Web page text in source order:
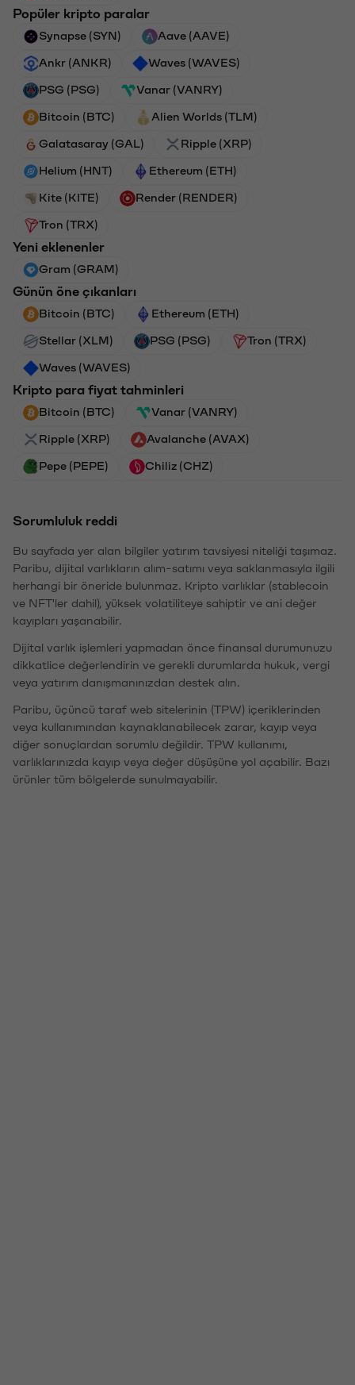
Popüler kripto paralar
Synapse (SYN) Aave (AAVE)
Ankr (ANKR) Waves (WAVES)
PSG (PSG) Vanar (VANRY)
Bitcoin (BTC) Alien Worlds (TLM)
Galatasaray (GAL) Ripple (XRP)
Helium (HNT) Ethereum (ETH)
Kite (KITE) Render (RENDER)
Tron (TRX)
Yeni eklenenler
Gram (GRAM)
Günün öne çıkanları
Bitcoin (BTC) Ethereum (ETH)
Stellar (XLM) PSG (PSG) Tron (TRX)
Waves (WAVES)
Kripto para fiyat tahminleri
Bitcoin (BTC) Vanar (VANRY)
Ripple (XRP) Avalanche (AVAX)
Pepe (PEPE) Chiliz (CHZ)
Sorumluluk reddi
Bu sayfada yer alan bilgiler yatırım tavsiyesi niteliği taşımaz.
Paribu, dijital varlıkların alım-satımı veya saklanmasıyla ilgili
herhangi bir öneride bulunmaz. Kripto varlıklar (stablecoin
ve NFT'ler dahil), yüksek volatiliteye sahiptir ve ani değer
kayıpları yaşanabilir.
Dijital varlık işlemleri yapmadan önce finansal durumunuzu
dikkatlice değerlendirin ve gerekli durumlarda hukuk, vergi
veya yatırım danışmanınızdan destek alın.
Paribu, üçüncü taraf web sitelerinin (TPW) içeriklerinden
veya kullanımından kaynaklanabilecek zarar, kayıp veya
diğer sonuçlardan sorumlu değildir. TPW kullanımı,
varlıklarınızda kayıp veya değer düşüşüne yol açabilir. Bazı
ürünler tüm bölgelerde sunulmayabilir.